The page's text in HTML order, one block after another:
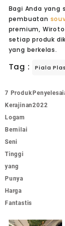
Bagi Anda yang
pembuatan
premium,
setiap produk
yang berkelas.
Tag : Piala
7 Produk
Kerajinan
Logam
Bernilai
Seni
Tinggi
yang
Punya
Harga
Fantastis
2022